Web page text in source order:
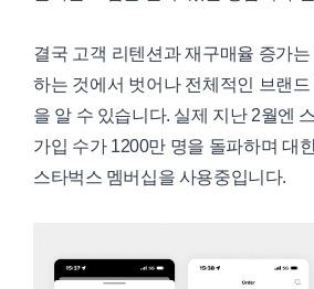
결국 고객 리텐션과 재구매율 증가
하는 것에서 벗어나 전체적인 브랜
을 알 수 있습니다. 실제 지난 2월엔
가입 수가 1200만 명을 돌파하며 대
스타벅스 멤버십을 사용중입니다.